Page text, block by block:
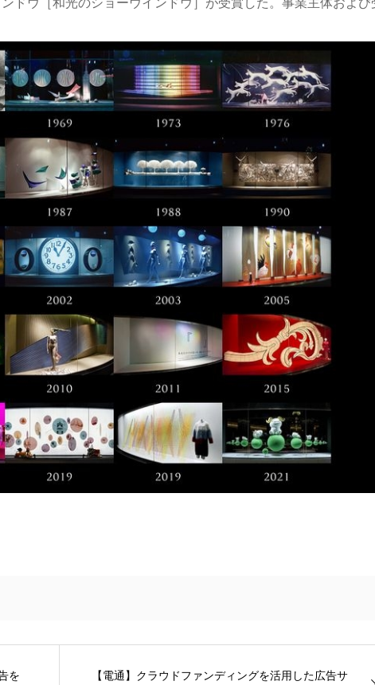
ドウ［和光のショーウインドウ］が受賞した。事業主体および
を
【電通】クラウドファンディングを活用した広告サ